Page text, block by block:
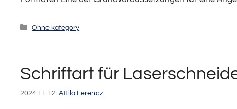
Kategorien
Ohne kategory
Schriftart für
2024.11.12. Attila Ferencz